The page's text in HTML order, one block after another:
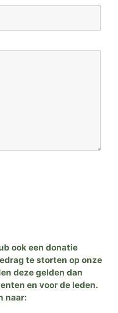
ook een donatie
te storten op onze
deze gelden dan
en voor de leden.
naar: